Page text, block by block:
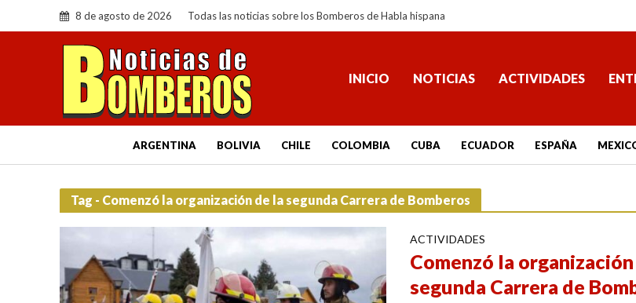
8 de agosto de 2026 Todas las noticias sobre los Bomberos de Habla hispana
INICIO NOTICIAS ACTIVIDADES
ARGENTINA BOLIVIA CHILE COLOMBIA CUBA ECUADOR ESPAÑA
Tag - Comenzó la organización de la segunda Carrera de Bomberos
ACTIVIDADES
Comenzó la
segunda Carrera de